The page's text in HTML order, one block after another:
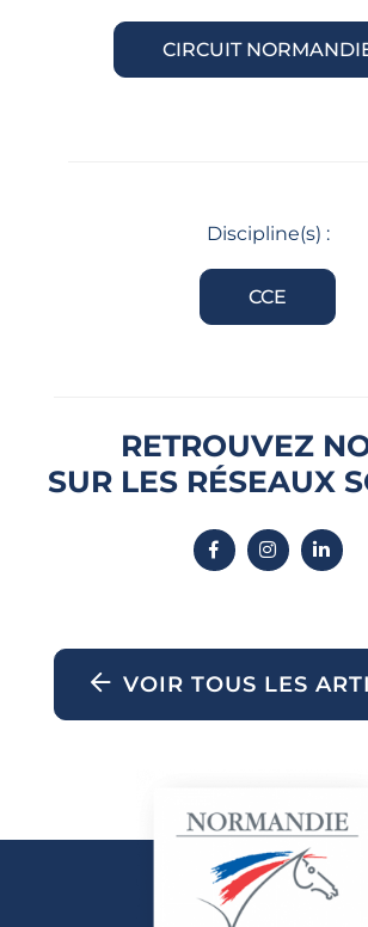
CIRCUIT
Discipline(s) :
CCE
RETROUVEZ
SUR LES RÉSEAUX
VOIR TOUS LES